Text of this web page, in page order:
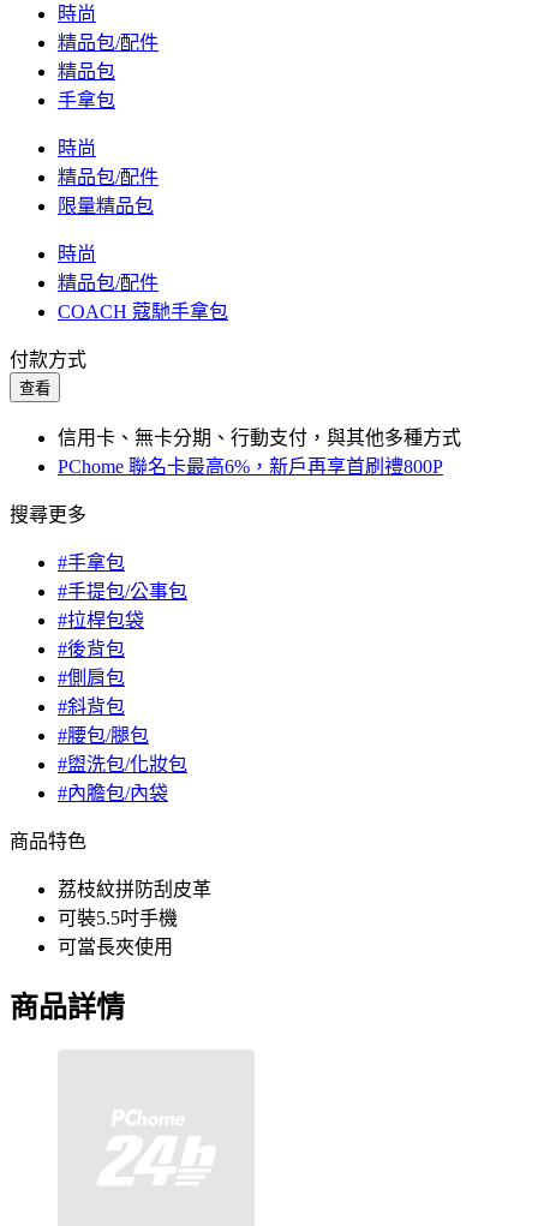
時尚
精品包/配件
精品包
手拿包
時尚
精品包/配件
限量精品包
時尚
精品包/配件
COACH 蔻馳手拿包
付款方式
查看
信用卡、無卡分期、行動支付，與其他多種方式
PChome 聯名卡最高6%，新戶再享首刷禮800P
搜尋更多
#手拿包
#手提包/公事包
#拉桿包袋
#後背包
#側肩包
#斜背包
#腰包/腿包
#盥洗包/化妝包
#內膽包/內袋
商品特色
荔枝紋拼防刮皮革
可裝5.5吋手機
可當長夾使用
商品詳情